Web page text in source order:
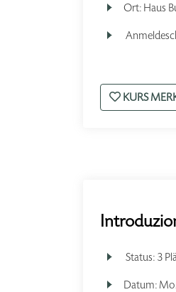
Ort: Haus
KURS
Status: 3
Datum: Mo.